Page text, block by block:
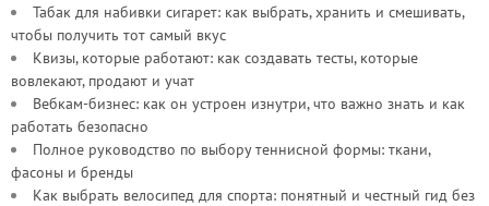
Табак для набивки сигарет: как выбрать, хранить и смешивать,
чтобы получить тот самый вкус
Квизы, которые работают: как создавать тесты, которые
вовлекают, продают и учат
Вебкам-бизнес: как он устроен изнутри, что важно знать и как
работать безопасно
Полное руководство по выбору теннисной формы: ткани,
фасоны и бренды
Как выбрать велосипед для спорта: понятный и честный гид без